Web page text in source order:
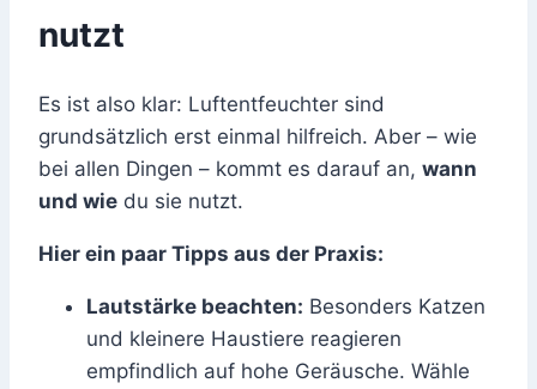
nutzt
Es ist also klar: Luftentfeuchter sind
grundsätzlich erst einmal hilfreich. Aber – wie
bei allen Dingen – kommt es darauf an, wann
und wie du sie nutzt.
Hier ein paar Tipps aus der Praxis:
Lautstärke beachten: Besonders Katzen
und kleinere Haustiere reagieren
empfindlich auf hohe Geräusche. Wähle